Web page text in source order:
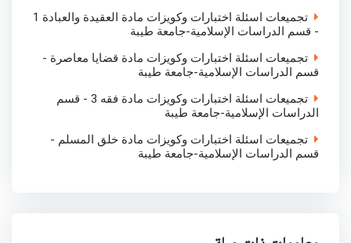
تجميعات اسئلة اختبارات وكويزات مادة العقيدة والعبادة 1
- قسم الدراسات الإسلامية-جامعة طيبة
تجميعات اسئلة اختبارات وكويزات مادة قضايا معاصرة -
قسم الدراسات الإسلامية-جامعة طيبة
تجميعات اسئلة اختبارات وكويزات مادة فقه 3 - قسم
الدراسات الإسلامية-جامعة طيبة
تجميعات اسئلة اختبارات وكويزات مادة خلق المسلم -
قسم الدراسات الإسلامية-جامعة طيبة